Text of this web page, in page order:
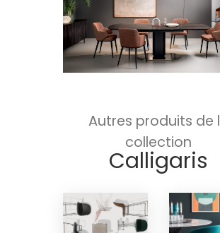
Autres produits de
collection
Calligaris